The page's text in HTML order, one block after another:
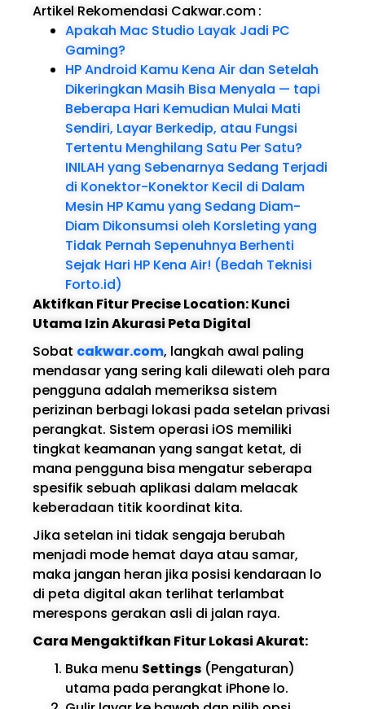
Artikel Rekomendasi Cakwar.com:
Apakah Mac Studio Layak Jadi PC
Gaming?
HP Android Kamu Kena Air dan Setelah
Dikeringkan Masih Bisa Menyala — tapi
Beberapa Hari Kemudian Mulai Mati
Sendiri, Layar Berkedip, atau Fungsi
Tertentu Menghilang Satu Per Satu?
INILAH yang Sebenarnya Sedang Terjadi
di Konektor-Konektor Kecil di Dalam
Mesin HP Kamu yang Sedang Diam-
Diam Dikonsumsi oleh Korsleting yang
Tidak Pernah Sepenuhnya Berhenti
Sejak Hari HP Kena Air! (Bedah Teknisi
Forto.id)
Aktifkan Fitur Precise Location: Kunci
Utama Izin Akurasi Peta Digital
Sobat cakwar.com, langkah awal paling
mendasar yang sering kali dilewati oleh para
pengguna adalah memeriksa sistem
perizinan berbagi lokasi pada setelan privasi
perangkat. Sistem operasi iOS memiliki
tingkat keamanan yang sangat ketat, di
mana pengguna bisa mengatur seberapa
spesifik sebuah aplikasi dalam melacak
keberadaan titik koordinat kita.
Jika setelan ini tidak sengaja berubah
menjadi mode hemat daya atau samar,
maka jangan heran jika posisi kendaraan lo
di peta digital akan terlihat terlambat
merespons gerakan asli di jalan raya.
Cara Mengaktifkan Fitur Lokasi Akurat:
Buka menu Settings (Pengaturan)
utama pada perangkat iPhone lo.